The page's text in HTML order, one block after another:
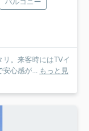
バルコニー
リ。来客時にはTVイ
安心感が... もっと見